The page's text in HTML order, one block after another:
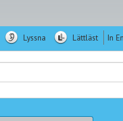
Lyssna Lättläst In